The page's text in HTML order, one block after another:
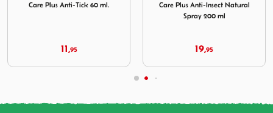
Care Plus Anti-Insect Natural
19,95
Care Plus Icaridin Aerosol Spray
100ml
14,95